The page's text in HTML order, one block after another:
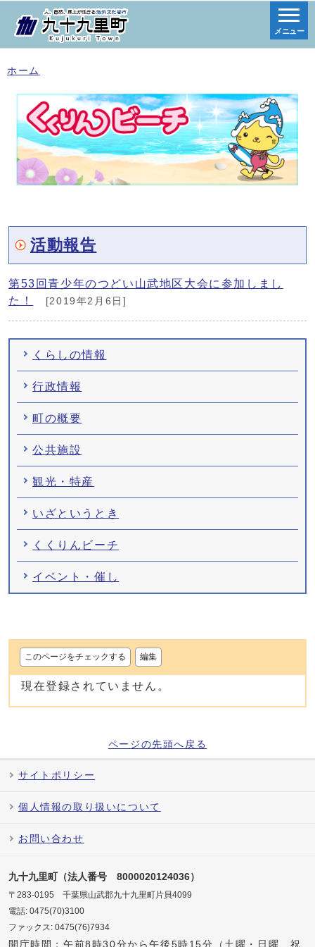
メニュー
ホーム
活動報告
第53回青少年のつどい山武地区大会に参加しまし
た！
[2019年2月6日]
くらしの情報
行政情報
町の概要
公共施設
観光・特産
いざというとき
くくりんビーチ
イベント・催し
このページをチェックする 編集
現在登録されていません。
ページの先頭へ戻る
サイトポリシー
個人情報の取り扱いについて
お問い合わせ
九十九里町（法人番号 8000020124036）
〒283-0195 千葉県山武郡九十九里町片貝4099
電話: 0475(70)3100
ファックス: 0475(76)7934
開庁時間：午前8時30分から午後5時15分（土曜・日曜、祝